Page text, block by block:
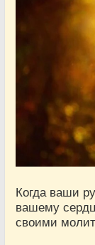
Когда ваши
вашему
своими